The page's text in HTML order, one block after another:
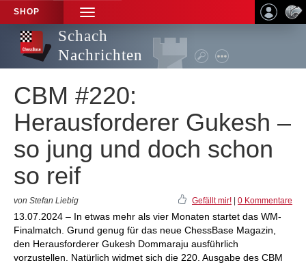
SHOP
TOGGLE
NAVIGATION
Schach
Nachrichten
CBM #220:
Herausforderer Gukesh –
so jung und doch schon
so reif
von Stefan Liebig Gefällt mir! 0 Kommentare
13.07.2024 – In etwas mehr als vier Monaten startet das WM-
Finalmatch. Grund genug für das neue ChessBase Magazin,
den Herausforderer Gukesh Dommaraju ausführlich
vorzustellen. Natürlich widmet sich die 220. Ausgabe des CBM